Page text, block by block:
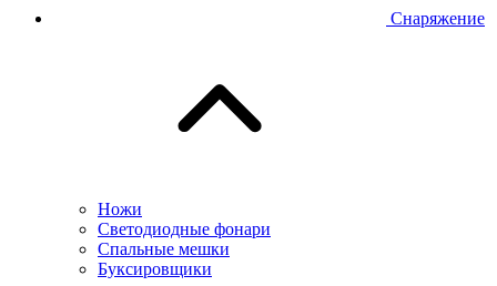
Снаряжение
Ножи
Светодиодные фонари
Спальные мешки
Буксировщики